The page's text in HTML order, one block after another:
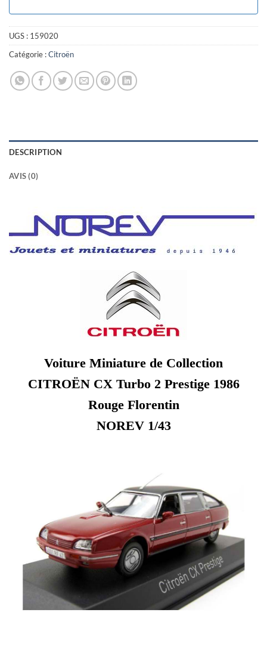
UGS : 159020
Catégorie :Citroën
DESCRIPTION
AVIS (0)
Voiture Miniature de Collection
CITROËN CX Turbo 2 Prestige 1986
Rouge Florentin
NOREV 1/43